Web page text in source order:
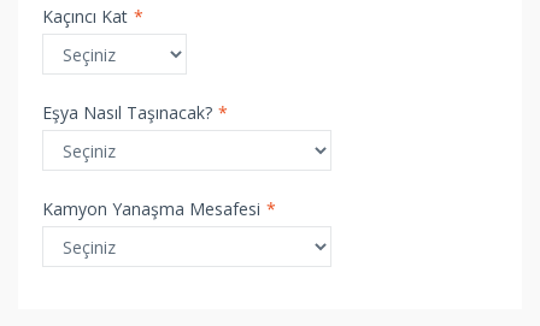
Kaçıncı Kat *
Eşya Nasıl Taşınacak? *
Kamyon Yanaşma Mesafesi *